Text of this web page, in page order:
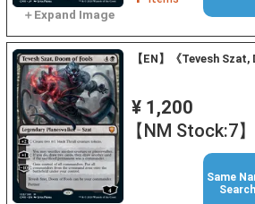
【EN】《Tevesh
¥ 1,200
【NM Stock:7】
Same
Search